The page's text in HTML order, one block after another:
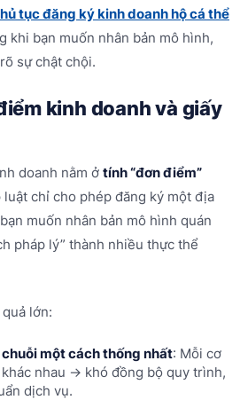
tục đăng ký kinh doanh hộ cá thể
khi bạn muốn nhân bản mô hình,
sự chật chội.
kinh doanh và giấy
doanh nằm ở tính “đơn điểm”
luật chỉ cho phép đăng ký một địa
muốn nhân bản mô hình quán
pháp lý” thành nhiều thực thể
lớn:
một cách thống nhất: Mỗi cơ
nhau -> khó đồng bộ quy trình,
dịch vụ.